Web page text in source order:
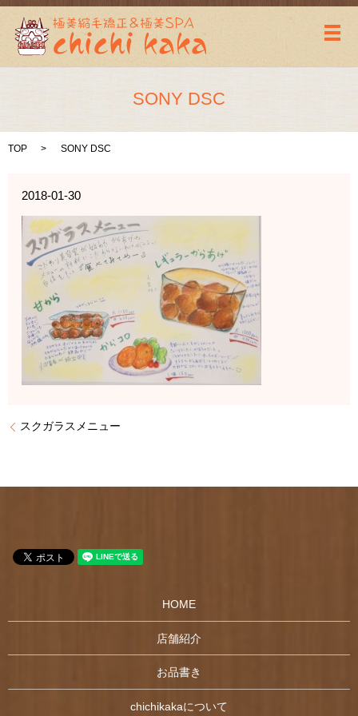
メ
SONY DSC
TOP SONY DSC
2018-01-30
スクガラスメニュー
HOME
店舗紹介
お品書き
chichikakaについて